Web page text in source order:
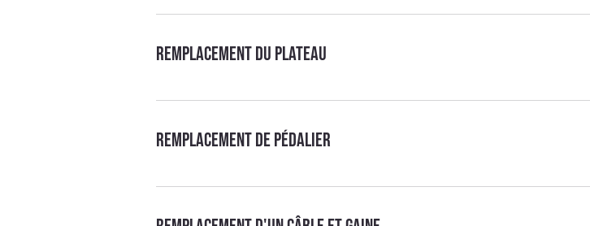
Remplacement du plateau
Remplacement de pédalier